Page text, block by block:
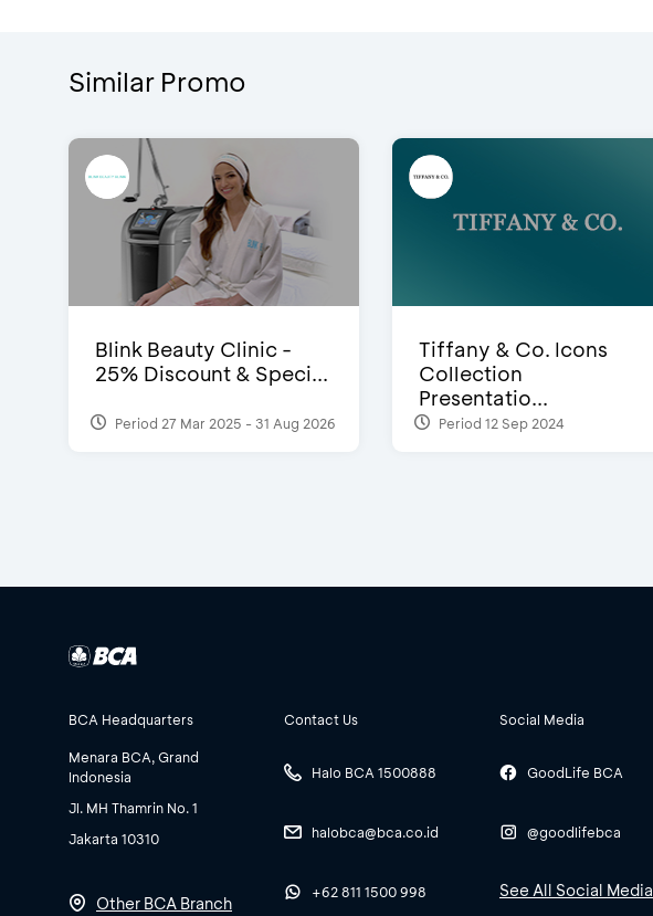
Similar Promo
Blink Beauty Clinic -
25% Discount & Speci...
Period 27 Mar 2025 - 31 Aug 2026
Tiffany & Co. Icons
Collection
Presentatio...
Period 12 Sep 2024
BCA Headquarters
Menara BCA, Grand
Indonesia
Jl. MH Thamrin No. 1
Jakarta 10310
Other BCA Branch
Contact Us
Halo BCA 1500888
halobca@bca.co.id
+62 811 1500 998
Social Media
GoodLife BCA
@goodlifebca
See All Social Media